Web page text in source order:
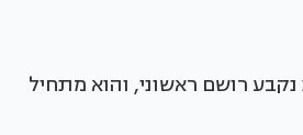
16 שניות נקבע רושם ראשוני, והוא מתחיל